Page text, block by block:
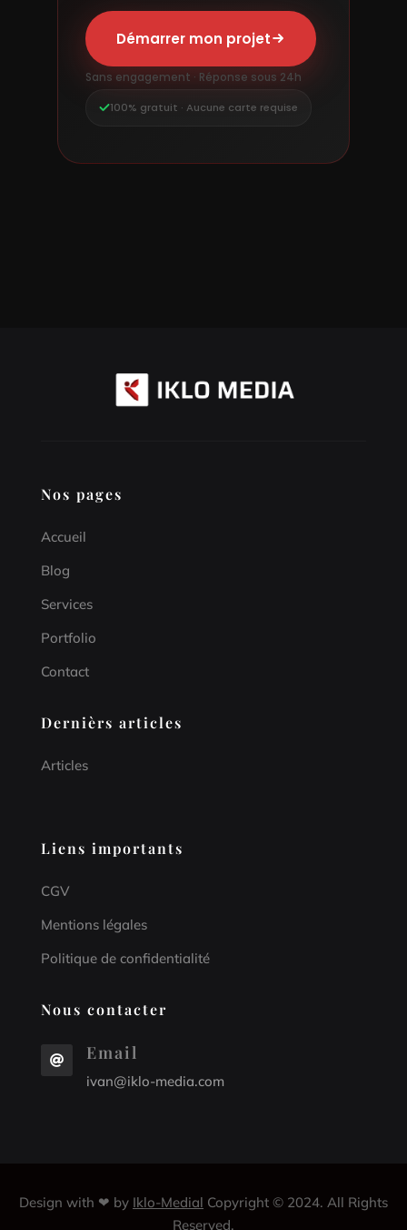
Démarrer mon projet
Sans engagement · Réponse sous 24h
100% gratuit · Aucune carte requise
Nos pages
Accueil
Blog
Services
Portfolio
Contact
Dernièrs articles
Articles
Liens importants
CGV
Mentions légales
Politique de confidentialité
Nous contacter
 Email
ivan@iklo-media.com
Design with ❤ by Iklo-Medial Copyright © 2024. All Rights
Reserved.